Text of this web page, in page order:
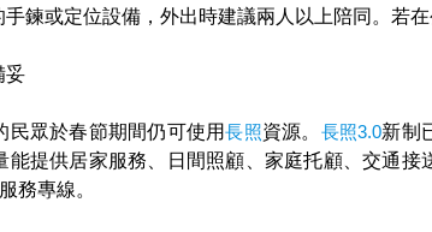
鍊或定位設備，外出時建議兩人以上陪同。若
妥
民眾於春節期間仍可使用長照資源。 長照3.0新制
提供居家服務、日間照顧、家庭托顧、交通
服務專線。